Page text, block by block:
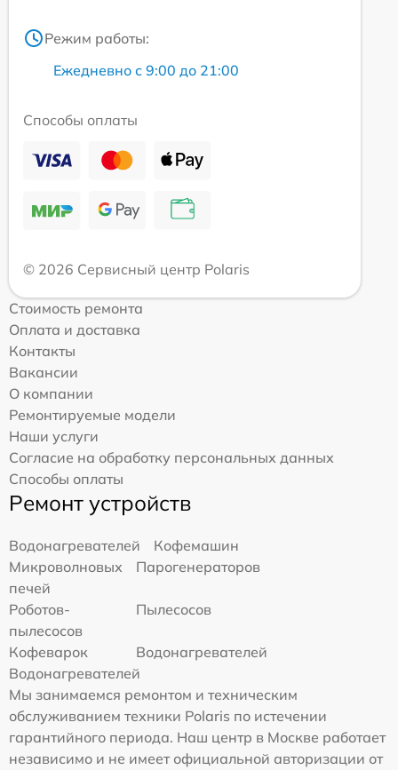
Режим работы:
Ежедневно с 9:00 до 21:00
Способы оплаты
© 2026 Сервисный центр Polaris
Стоимость ремонта
Оплата и доставка
Контакты
Вакансии
О компании
Ремонтируемые модели
Наши услуги
Согласие на обработку персональных данных
Способы оплаты
Ремонт устройств
Водонагревателей
Кофемашин
Микроволновых
печей
Парогенераторов
Роботов-
пылесосов
Пылесосов
Кофеварок
Водонагревателей
Водонагревателей
Мы занимаемся ремонтом и техническим
обслуживанием техники Polaris по истечении
гарантийного периода. Наш центр в Москве работает
независимо и не имеет официальной авторизации от